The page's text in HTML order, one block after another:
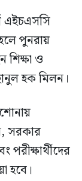
এইচএসসি
পুনরায়
শিক্ষা ও
হক মিলন।
সরকার
পরীক্ষার্থীদের
হবে।